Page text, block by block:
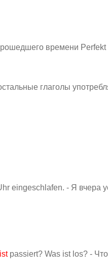
времени Perfekt
глаголы
eingeschlafen. - Я вчера
istpassiert? Was ist los? - Что